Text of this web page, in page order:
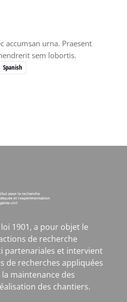
Spanish
accumsan urna. Praesent
sem lobortis.
loi 1901, a pour objet le
de recherche
partenariales et intervient
de recherches appliquées
maintenance des
des chantiers.